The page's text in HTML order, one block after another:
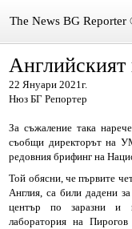
The News BG
НОВИНИ
ЗА НАС
КОНТАКТИ
ВИДЕО
DONATION
22 Януари 2021г.
Нюз БГ Репортер
За съжаление така
съобщи директорът на
редовния брифинг на
Той обясни, че първите
Англия, са били дадени
център по заразни и
лаборатория на